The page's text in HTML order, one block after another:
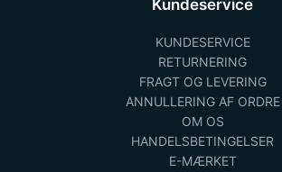
Kundeservice
KUNDESERVICE
RETURNERING
FRAGT OG LEVERING
ANNULLERING AF ORDRE
OM OS
HANDELSBETINGELSER
E-MÆRKET